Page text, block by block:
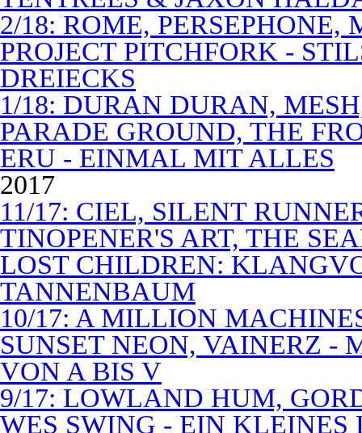
2/18: ROME,
PROJECT PITCHFORK -
DREIECKS
1/18: DURAN DURAN,
PARADE GROUND, THE
ERU - EINMAL MIT ALLES
2017
11/17: CIEL, SILENT
TINOPENER'S ART, THE
LOST CHILDREN:
TANNENBAUM
10/17: A MILLION
SUNSET NEON, VAINERZ -
VON A BIS V
9/17: LOWLAND HUM,
WES SWING - EIN KLEINES